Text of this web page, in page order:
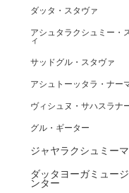
ダッタ・スタヴァ
アシュタラクシュミー・
ィ
サッドグル・スタヴァ
アシュトーッタラ・ナー
ヴィシュヌ・サハスラナ
グル・ギーター
ジャヤラクシュミー
ダッタヨーガミュー
ンター